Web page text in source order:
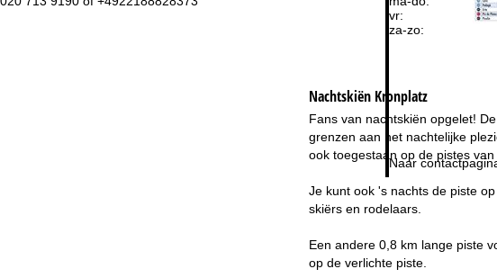
vr:
za-zo:
Naar
Nachtskiën Kronplatz
Fans van nachtskiën opgelet!
grenzen aan het nachtelijke
ook toegestaan op de pistes van
Je kunt ook 's nachts de piste
skiërs en rodelaars.
Een andere 0,8 km lange piste
op de verlichte piste.